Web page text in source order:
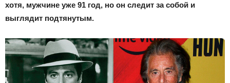
хотя, мужчине уже 91 год, но он следит за собой и
выглядит подтянутым.